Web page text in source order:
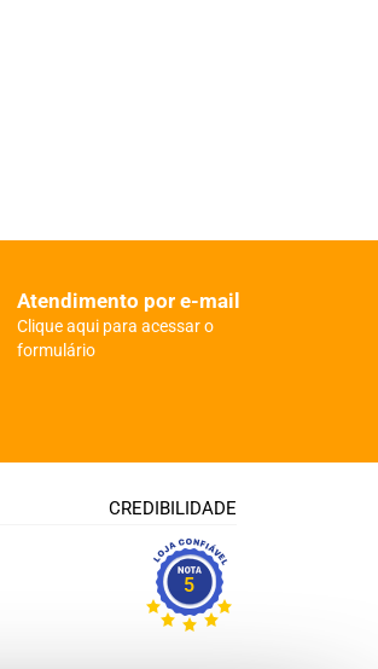
Atendimento por e-mail
Clique aqui para acessar o
formulário
CREDIBILIDADE
5